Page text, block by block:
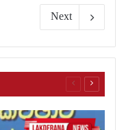
Next
Previous
page page